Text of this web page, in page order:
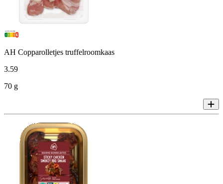
AH Copparolletjes truffelroomkaas
3.59
70 g